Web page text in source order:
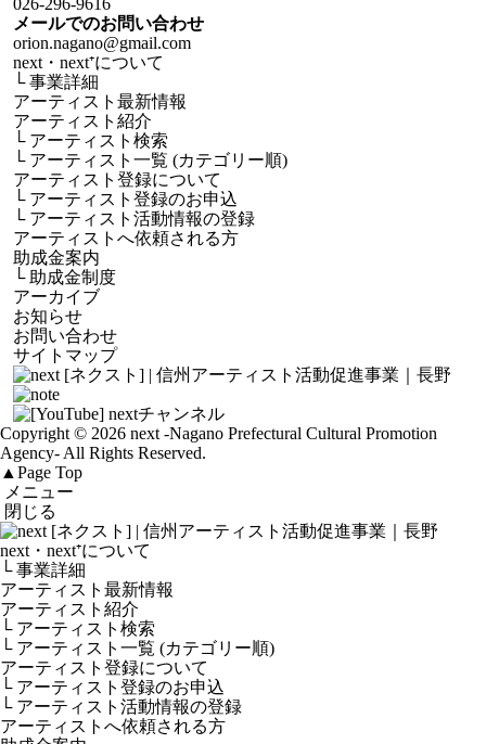
メールでのお問い合わせ
orion.nagano@gmail.com
next・next⁺について
└事業詳細
アーティスト最新情報
アーティスト紹介
└ アーティスト検索
└ アーティスト一覧 (カテゴリー順)
アーティスト登録について
└ アーティスト登録のお申込
└ アーティスト活動情報の登録
アーティストへ依頼される方
助成金案内
└ 助成金制度
アーカイブ
お知らせ
お問い合わせ
サイトマップ
Copyright © 2026 next -Nagano Prefectural Cultural Promotion
Agency- All Rights Reserved.
▲ Page Top
メニュー
閉じる
next・next⁺について
└ 事業詳細
アーティスト最新情報
アーティスト紹介
└ アーティスト検索
└ アーティスト一覧 (カテゴリー順)
アーティスト登録について
└ アーティスト登録のお申込
└ アーティスト活動情報の登録
アーティストへ依頼される方